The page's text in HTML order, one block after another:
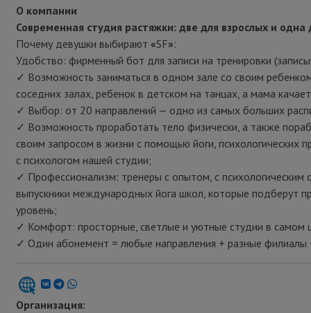
О компании
Современная студия растяжки: две для взрослых и
Почему девушки выбирают «SF»:
Удобство: фирменный бот для записи на тренировки
✓ Возможность заниматься в одном зале со своим
соседних залах, ребенок в детском на танцах, а мама
✓ Выбор: от 20 направлений — одно из самых больших
✓ Возможность проработать тело физически, а также
своим запросом в жизни с помощью йоги, психологических
с психологом нашей студии;
✓ Профессионализм: тренеры с опытом, с психологическим
выпускники международных йога школ, которые подберут
уровень;
✓ Комфорт: просторные, светлые и уютные студии в самом
✓ Один абонемент = любые направления + разные филиалы
Организация: